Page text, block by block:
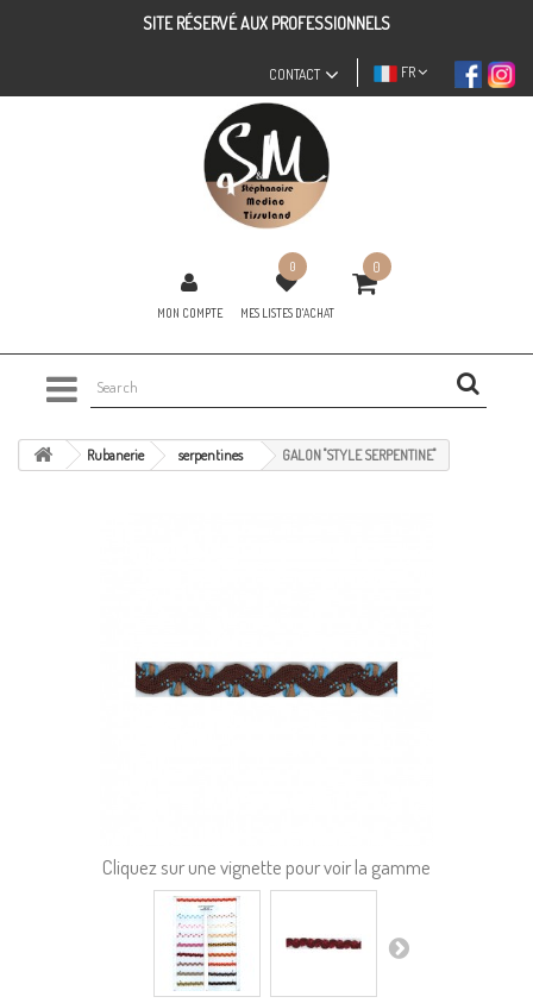
SITE RÉSERVÉ AUX PROFESSIONNELS
FR
CONTACT
MON COMPTE
0
MES LISTES D'ACHAT
0
Rubanerie serpentines GALON "STYLE SERPENTINE"
Cliquez sur une vignette pour voir la gamme